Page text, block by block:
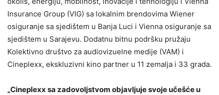
Insurance Group (VIG) sa lokalnim brendovima Wiener
osiguranje sa sjedištem u Banja Luci i Vienna osiguranje sa
sjedištem u Sarajevu. Dodatnu bitnu podršku pružaju
Kolektivno društvo za audiovizuelne medije (VAM) i
Cineplexx, ekskluzivni kino partner u 11 zemalja i 33 grada.
„Cineplexx sa zadovoljstvom objavljuje svoje učešće u